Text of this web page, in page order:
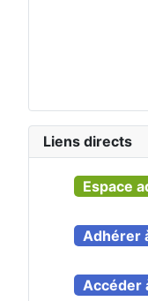
Liens directs
Espace
Adhérer
Accéder